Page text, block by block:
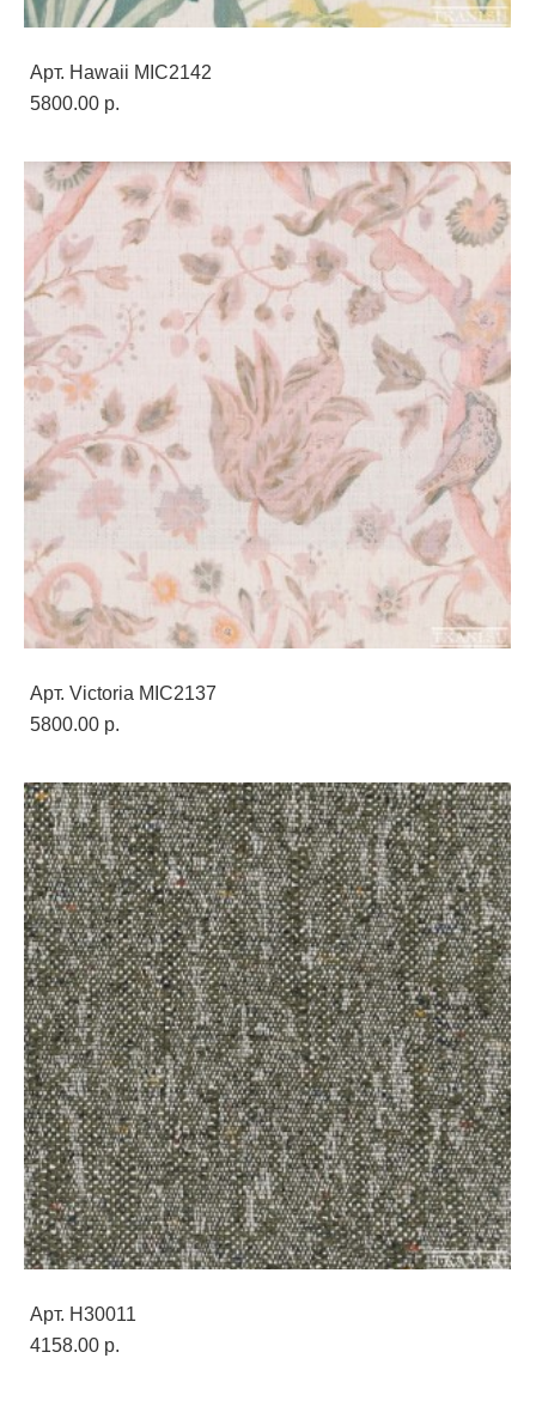
Арт. Hawaii MIC2142
5800.00 p.
Арт. Victoria MIC2137
5800.00 p.
Арт. H30011
4158.00 p.